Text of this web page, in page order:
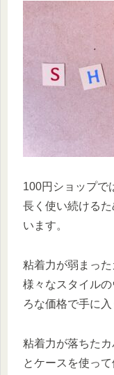
100円ショップで
長く使い続ける
います。
粘着力が弱まった
様々なスタイル
ろな価格で手に入
粘着力が落ちた
とケースを使っ